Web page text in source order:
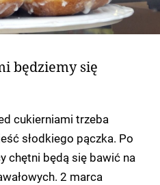
będziemy się
cukierniami trzeba
słodkiego pączka. Po
chętni będą się bawić na
2 marca